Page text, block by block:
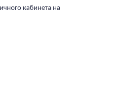
кабинета на